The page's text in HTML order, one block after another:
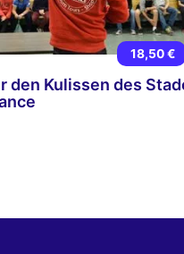
18,50 €
den Kulissen des